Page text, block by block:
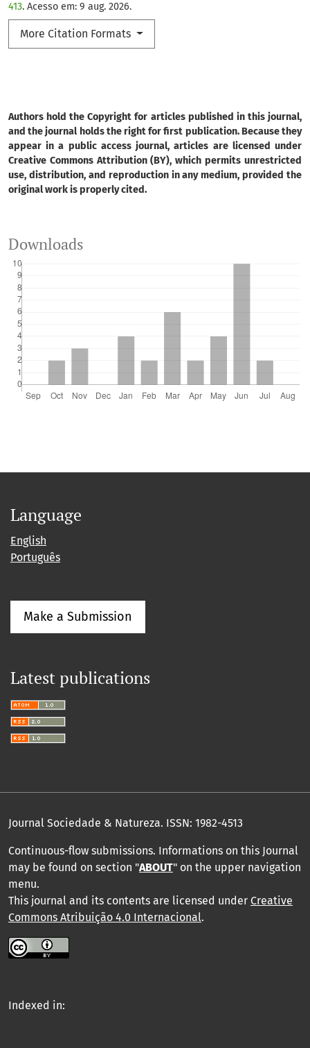
413. Acesso em: 9 aug. 2026.
More Citation Formats
Authors hold the Copyright for articles published in this journal,
and the journal holds the right for first publication. Because they
appear in a public access journal, articles are licensed under
Creative Commons Attribution (BY), which permits unrestricted
use, distribution, and reproduction in any medium, provided the
original work is properly cited.
Downloads
Language
English
Português
Make a Submission
Latest publications
Journal Sociedade & Natureza. ISSN: 1982-4513
Continuous-flow submissions. Informations on this Journal
may be found on section "ABOUT" on the upper navigation
menu.
This journal and its contents are licensed under Creative
Commons Atribuição 4.0 Internacional.
Indexed in: